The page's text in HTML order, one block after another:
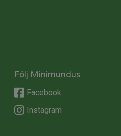
Följ Minimundus
Facebook
Instagram